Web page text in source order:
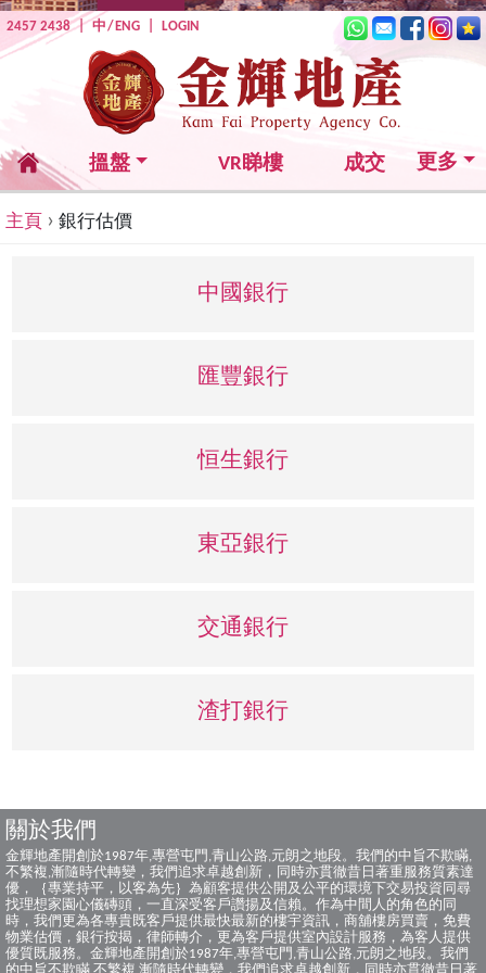
2457 2438|中/ ENG LOGIN
搵盤 VR睇樓 成交 更多
主頁 › 銀行估價
中國銀行
匯豐銀行
恒生銀行
東亞銀行
交通銀行
渣打銀行
關於我們
金輝地產開創於1987年,專營屯門,青山公路,元朗之地段。我們的中旨不欺瞞,
不繁複,漸隨時代轉變，我們追求卓越創新，同時亦貫徹昔日著重服務質素達
優，｛專業持平，以客為先｝為顧客提供公開及公平的環境下交易投資同尋
找理想家園心儀磚頭，一直深受客戶讚揚及信賴。作為中間人的角色的同
時，我們更為各專貴既客戶提供最快最新的樓宇資訊，商舖樓房買賣，免費
物業估價，銀行按揭，律師轉介，更為客戶提供室內設計服務，為客人提供
優質既服務。金輝地產開創於1987年,專營屯門,青山公路,元朗之地段。我們
的中旨不欺瞞,不繁複,漸隨時代轉變，我們追求卓越創新，同時亦貫徹昔日著